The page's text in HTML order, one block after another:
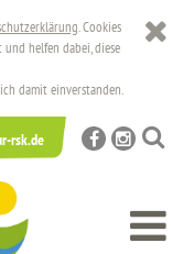
rsk.de
. Cookies
helfen dabei, diese
damit einverstanden.